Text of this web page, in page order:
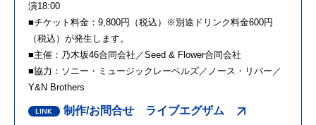
演18:00
■チケット料金：9,800円（税込）※別途ドリンク料金600円
（税込）が発生します。
■主催：乃木坂46合同会社／Seed & Flower合同会社
■協力：ソニー・ミュージックレーベルズ／ノース・リバー／
Y&N Brothers
制作/お問合せ ライブエグザム